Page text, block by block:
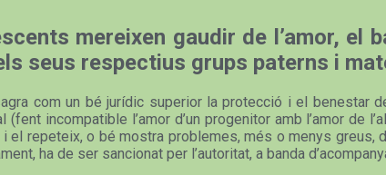
mereixen gaudir de l’amor, el
seus respectius grups paterns i
com un bé jurídic superior la protecció i el benestar
incompatible l’amor d’un progenitor amb l’amor de
el repeteix, o bé mostra problemes, més o menys greus,
ha de ser sancionat per l’autoritat, a banda